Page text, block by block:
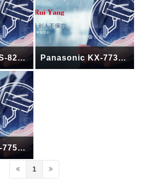
Panasonic TES-824 總機 Panasonic KX-7730 12鍵顯示型話機
Panasonic KX-7750 12鍵準型話機
1